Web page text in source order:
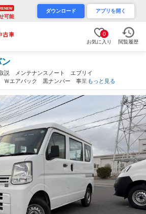
可能
ダウンロード アプリを開く
0
お気に入り 閲覧履歴
メンテナンスノート エブリイ
エアバック 黒ナンバー 事業用
府）
もっと見る